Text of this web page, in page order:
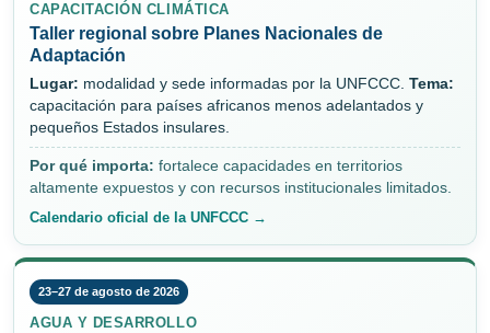
CAPACITACIÓN CLIMÁTICA
Taller regional sobre Planes Nacionales de
Adaptación
Lugar: modalidad y sede informadas por la UNFCCC. Tema:
capacitación para países africanos menos adelantados y
pequeños Estados insulares.
Por qué importa: fortalece capacidades en territorios
altamente expuestos y con recursos institucionales limitados.
Calendario oficial de la UNFCCC →
23–27 de agosto de 2026
AGUA Y DESARROLLO